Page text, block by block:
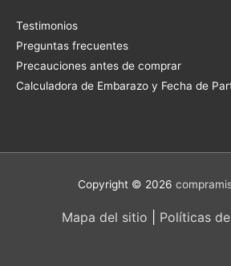
Testimonios
Preguntas frecuentes
Precauciones antes de comprar
Calculadora de Embarazo y Fecha de
Copyright © 2026
Mapa del sitio Políticas